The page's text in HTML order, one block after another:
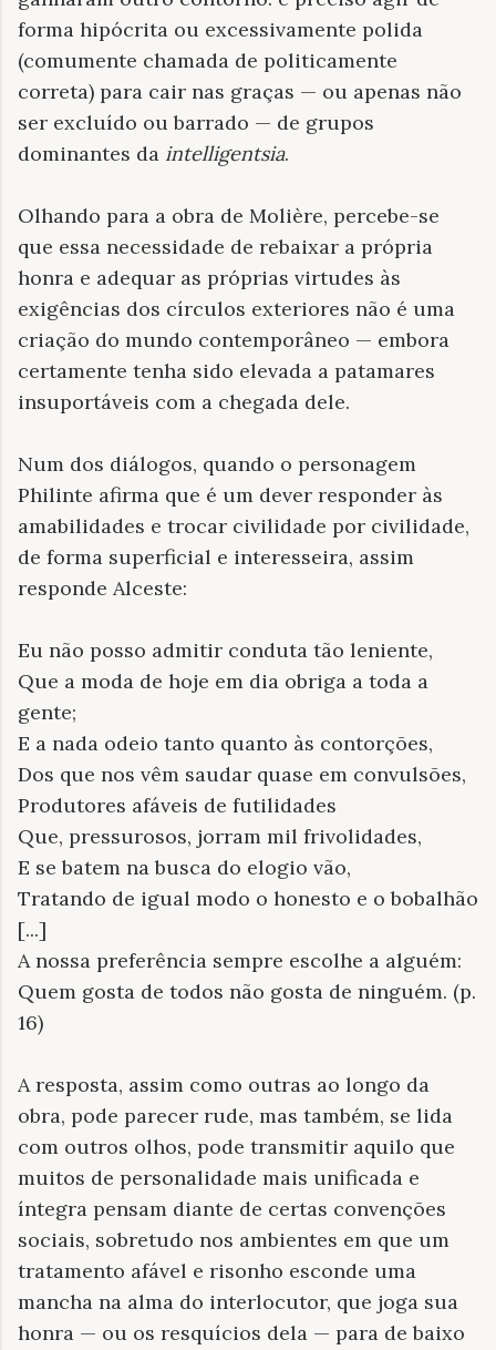
forma hipócrita ou excessivamente polida
(comumente chamada de politicamente
correta) para cair nas graças — ou apenas não
ser excluído ou barrado — de grupos
dominantes da intelligentsia.
Olhando para a obra de Molière, percebe-se
que essa necessidade de rebaixar a própria
honra e adequar as próprias virtudes às
exigências dos círculos exteriores não é uma
criação do mundo contemporâneo — embora
certamente tenha sido elevada a patamares
insuportáveis com a chegada dele.
Num dos diálogos, quando o personagem
Philinte afirma que é um dever responder às
amabilidades e trocar civilidade por civilidade,
de forma superficial e interesseira, assim
responde Alceste:
Eu não posso admitir conduta tão leniente,
Que a moda de hoje em dia obriga a toda a
gente;
E a nada odeio tanto quanto às contorções,
Dos que nos vêm saudar quase em convulsões,
Produtores afáveis de futilidades
Que, pressurosos, jorram mil frivolidades,
E se batem na busca do elogio vão,
Tratando de igual modo o honesto e o bobalhão
[...]
A nossa preferência sempre escolhe a alguém:
Quem gosta de todos não gosta de ninguém. (p.
16)
A resposta, assim como outras ao longo da
obra, pode parecer rude, mas também, se lida
com outros olhos, pode transmitir aquilo que
muitos de personalidade mais unificada e
íntegra pensam diante de certas convenções
sociais, sobretudo nos ambientes em que um
tratamento afável e risonho esconde uma
mancha na alma do interlocutor, que joga sua
honra — ou os resquícios dela — para de baixo